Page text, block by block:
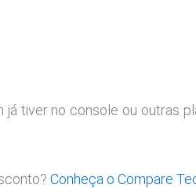
tiver no console ou outras
Conheça o Compare